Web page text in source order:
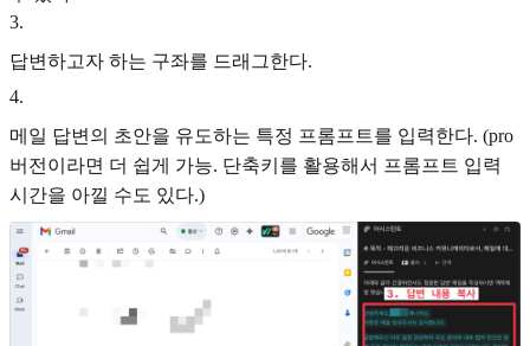
3.
답변하고자 하는 구좌를 드래그한다.
4.
메일 답변의 초안을 유도하는 특정 프롬프트를 입력한다. (pro
버전이라면 더 쉽게 가능. 단축키를 활용해서 프롬프트 입력
시간을 아낄 수도 있다.)